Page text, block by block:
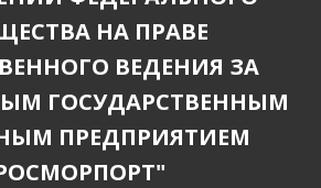
НА ПРАВЕ
ВЕДЕНИЯ ЗА
ГОСУДАРСТВЕННЫМ
ПРЕДПРИЯТИЕМ